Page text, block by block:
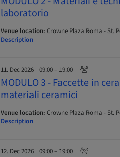
laboratorio
Venue location: Crowne Plaza Roma - St.
Description
11. Dec 2026 | 09:00 – 19:00
MODULO 3 - Faccette in
materiali ceramici
Venue location: Crowne Plaza Roma - St.
Description
12. Dec 2026 | 09:00 – 19:00